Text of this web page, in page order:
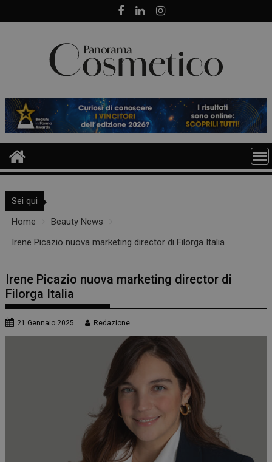
to
Sei qui
Home
Beauty News
Irene Picazio nuova marketing director di Filorga Italia
Irene Picazio nuova marketing director di
Filorga Italia
21 Gennaio 2025 Redazione